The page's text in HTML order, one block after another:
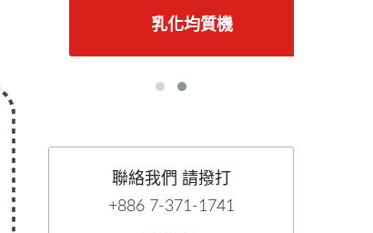
乳化均質機
聯絡我們 請撥打
+886 7-371-1741